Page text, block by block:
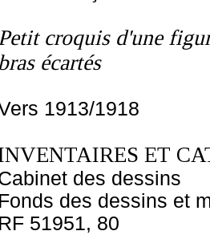
croquis d'une
bras écartés
1913/1918
ET
des dessins
Fonds des dessins et
RF 51951, 80